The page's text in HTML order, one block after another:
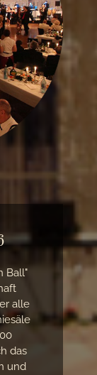
Ball"
alle
das
und